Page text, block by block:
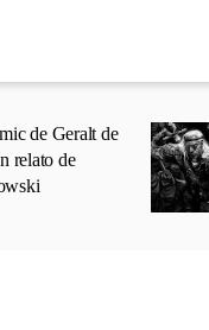
de Geralt de
relato de